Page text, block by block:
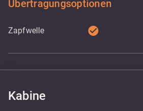
Übertragungsoptionen
Zapfwelle check_circle
Kabine